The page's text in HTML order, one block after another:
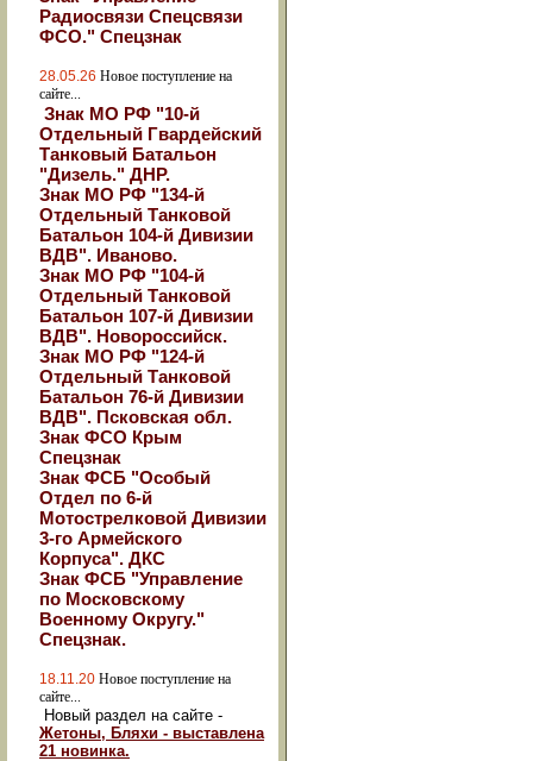
Радиосвязи Спецсвязи
ФСО." Спецзнак
28.05.26 Новое поступление на
сайте...
Знак МО РФ "10-й
Отдельный Гвардейский
Танковый Батальон
"Дизель." ДНР.
Знак МО РФ "134-й
Отдельный Танковой
Батальон 104-й Дивизии
ВДВ". Иваново.
Знак МО РФ "104-й
Отдельный Танковой
Батальон 107-й Дивизии
ВДВ". Новороссийск.
Знак МО РФ "124-й
Отдельный Танковой
Батальон 76-й Дивизии
ВДВ". Псковская обл.
Знак ФСО Крым
Спецзнак
Знак ФСБ "Особый
Отдел по 6-й
Мотострелковой Дивизии
3-го Армейского
Корпуса". ДКС
Знак ФСБ "Управление
по Московскому
Военному Округу."
Спецзнак.
18.11.20 Новое поступление на
сайте...
Новый раздел на сайте -
Жетоны, Бляхи - выставлена
21 новинка.